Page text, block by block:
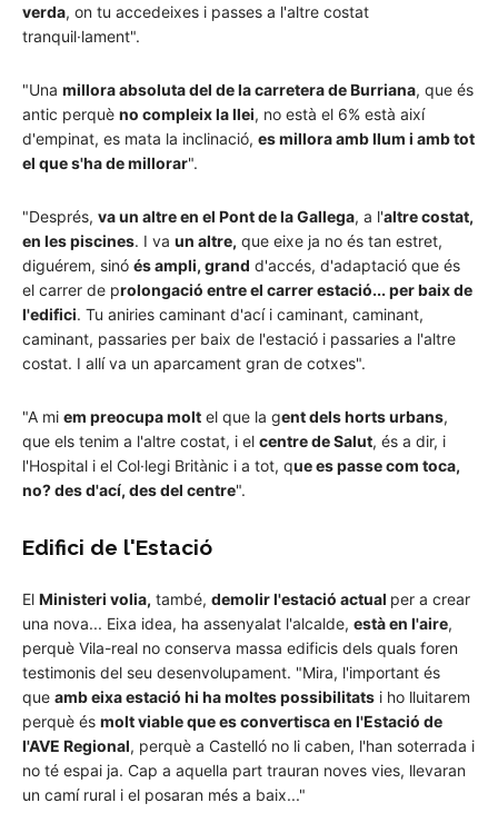
verda, on tu accedeixes i passes a l'altre costat
tranquil·lament".
"Una millora absoluta del de la carretera de Burriana, que és
antic perquè no compleix la llei, no està el 6% està així
d'empinat, es mata la inclinació, es millora amb llum i amb tot
el que s'ha de millorar".
"Després, va un altre en el Pont de la Gallega, a l'altre costat,
en les piscines. I va un altre, que eixe ja no és tan estret,
diguérem, sinó és ampli, grand d'accés, d'adaptació que és
el carrer de prolongació entre el carrer estació... per baix de
l'edifici. Tu aniries caminant d'ací i caminant, caminant,
caminant, passaries per baix de l'estació i passaries a l'altre
costat. I allí va un aparcament gran de cotxes".
"A mi em preocupa molt el que la gent dels horts urbans,
que els tenim a l'altre costat, i el centre de Salut, és a dir, i
l'Hospital i el Col·legi Britànic i a tot, que es passe com toca,
no? des d'ací, des del centre".
Edifici de l'Estació
El Ministeri volia, també, demolir l'estació actual per a crear
una nova... Eixa idea, ha assenyalat l'alcalde, està en l'aire,
perquè Vila-real no conserva massa edificis dels quals foren
testimonis del seu desenvolupament. "Mira, l'important és
que amb eixa estació hi ha moltes possibilitats i ho lluitarem
perquè és molt viable que es convertisca en l'Estació de
l'AVE Regional, perquè a Castelló no li caben, l'han soterrada i
no té espai ja. Cap a aquella part trauran noves vies, llevaran
un camí rural i el posaran més a baix..."